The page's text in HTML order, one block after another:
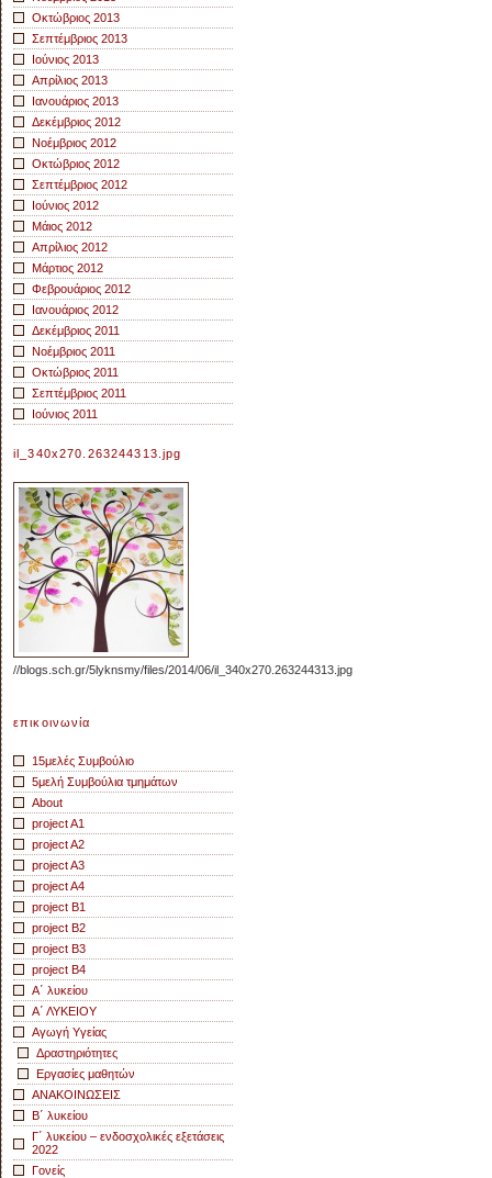
Οκτώβριος 2013
Σεπτέμβριος 2013
Ιούνιος 2013
Απρίλιος 2013
Ιανουάριος 2013
Δεκέμβριος 2012
Νοέμβριος 2012
Οκτώβριος 2012
Σεπτέμβριος 2012
Ιούνιος 2012
Μάιος 2012
Απρίλιος 2012
Μάρτιος 2012
Φεβρουάριος 2012
Ιανουάριος 2012
Δεκέμβριος 2011
Νοέμβριος 2011
Οκτώβριος 2011
Σεπτέμβριος 2011
Ιούνιος 2011
il_340x270.263244313.jpg
//blogs.sch.gr/5lyknsmy/files/2014/06/il_340x270.263244313.jpg
επικοινωνία
15μελές Συμβούλιο
5μελή Συμβούλια τμημάτων
About
project A1
project A2
project A3
project A4
project B1
project B2
project B3
project B4
Α΄ λυκείου
Α΄ ΛΥΚΕΙΟΥ
Αγωγή Yγείας
Δραστηριότητες
Εργασίες μαθητών
ΑΝΑΚΟΙΝΩΣΕΙΣ
Β΄ λυκείου
Γ΄ λυκείου – ενδοσχολικές εξετάσεις
2022
Γονείς